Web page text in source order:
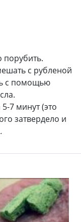
порубить.
с рубленой
с помощью
7 минут (это
затвердело и